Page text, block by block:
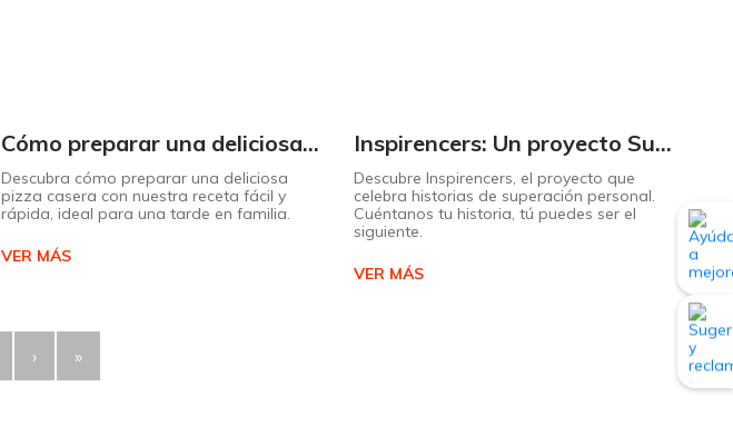
Cómo preparar una deliciosa pizza casera paso a paso
Descubra cómo preparar una deliciosa
pizza casera con nuestra receta fácil y
rápida, ideal para una tarde en familia.
VER MÁS
Inspirencers: Un proyecto Supermaxi que invita a ser parte del cambio.
Descubre Inspirencers, el proyecto que
celebra historias de superación personal.
Cuéntanos tu historia, tú puedes ser el
siguiente.
VER MÁS
› »